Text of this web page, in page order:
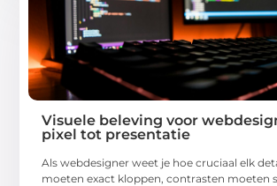
Visuele beleving voor
pixel tot presentatie
Als webdesigner weet je hoe cruciaal elk
moeten exact kloppen, contrasten moeten